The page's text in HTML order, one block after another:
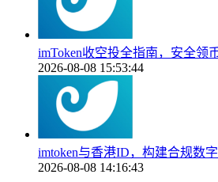
imToken收空投全指南，安全领
2026-08-08 15:53:44
imtoken与香港ID，构建合规数
2026-08-08 14:16:43